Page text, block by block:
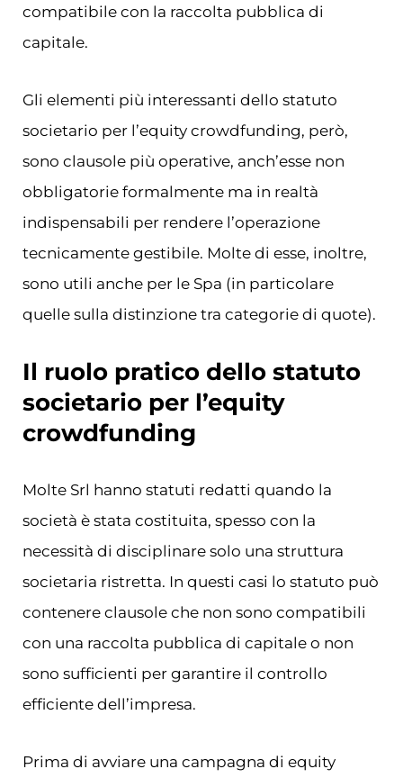
compatibile con la raccolta pubblica di
capitale.
Gli elementi più interessanti dello statuto
societario per l’equity crowdfunding, però,
sono clausole più operative, anch’esse non
obbligatorie formalmente ma in realtà
indispensabili per rendere l’operazione
tecnicamente gestibile. Molte di esse, inoltre,
sono utili anche per le Spa (in particolare
quelle sulla distinzione tra categorie di quote).
Il ruolo pratico dello statuto
societario per l’equity
crowdfunding
Molte Srl hanno statuti redatti quando la
società è stata costituita, spesso con la
necessità di disciplinare solo una struttura
societaria ristretta. In questi casi lo statuto può
contenere clausole che non sono compatibili
con una raccolta pubblica di capitale o non
sono sufficienti per garantire il controllo
efficiente dell’impresa.
Prima di avviare una campagna di equity